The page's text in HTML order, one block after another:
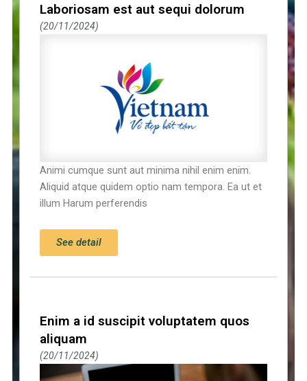
Laboriosam est aut sequi dolorum
20/11/2024
Animi cumque sunt aut minima nihil enim enim.
Aliquid atque quidem optio nam tempora. Ea ut et
illum Harum perferendis
See detail
Enim a id suscipit voluptatem quos
aliquam
20/11/2024